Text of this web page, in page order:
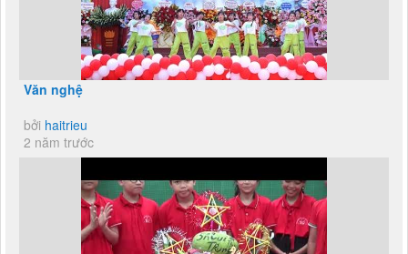
Văn nghệ
bởi haitrieu
2 năm trước